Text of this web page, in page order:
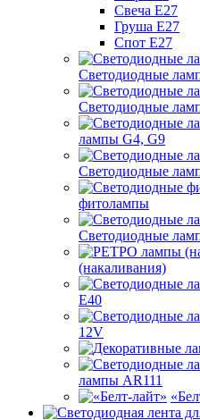
Свеча Е27
Груша Е27
Спот Е27
Светодиодные
Светодиодные
лампы G4, G9
Светодиодные
фитолампы
Светодиодные
(накаливания)
E40
12V
лампы AR111